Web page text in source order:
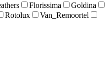
Florissima
Goldina
Rotolux
Van_Remoortel